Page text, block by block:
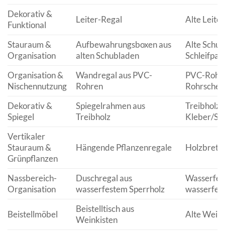
Dekorativ &
Funktional
Leiter-Regal Alte Leiter
Stauraum &
Organisation
Aufbewahrungsboxen aus
alten Schubladen
Alte
Organisation &
Nischennutzung
Wandregal aus PVC-
Rohren
PVC-
Dekorativ &
Spiegel
Spiegelrahmen aus
Treibholz
Treibholz,
Kleber/
Vertikaler
Stauraum &
Grünpflanzen
Hängende Pflanzenregale
Nassbereich-
Organisation
Duschregal aus
wasserfestem Sperrholz
Beistellmöbel
Beistelltisch aus
Weinkisten
Alte